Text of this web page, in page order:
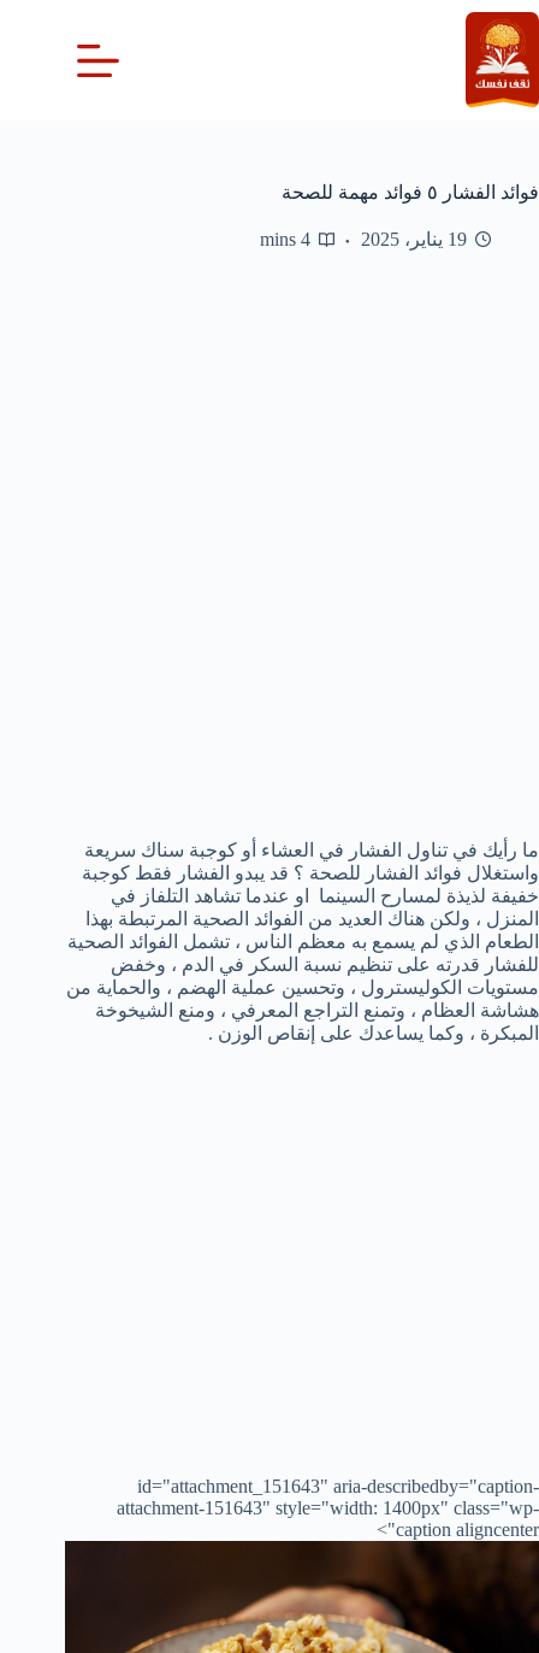
التجاوز
إلى
المحتوى
فوائد الفشار ٥ فوائد مهمة للصحة
19 يناير، 2025 4 mins
ما رأيك في تناول الفشار في العشاء أو كوجبة سناك سريعة
واستغلال فوائد الفشار للصحة ؟ قد يبدو الفشار فقط كوجبة
خفيفة لذيذة لمسارح السينما او عندما تشاهد التلفاز في
المنزل ، ولكن هناك العديد من الفوائد الصحية المرتبطة بهذا
الطعام الذي لم يسمع به معظم الناس ، تشمل الفوائد الصحية
للفشار قدرته على تنظيم نسبة السكر في الدم ، وخفض
مستويات الكوليسترول ، وتحسين عملية الهضم ، والحماية من
هشاشة العظام ، وتمنع التراجع المعرفي ، ومنع الشيخوخة
المبكرة ، وكما يساعدك على إنقاص الوزن .
id="attachment_151643" aria-describedby="caption-
attachment-151643" style="width: 1400px" class="wp-
caption aligncenter">